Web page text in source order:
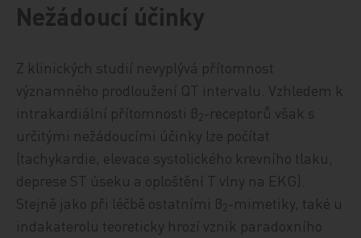
Nežádoucí účinky
Z klinických studií nevyplývá přítomnost
významného prodloužení QT intervalu. Vzhledem k
intrakardiální přítomnosti β 2-receptorů však s
určitými nežádoucími účinky lze počítat
(tachykardie, elevace systolického krevního tlaku,
deprese ST úseku a oploštění T vlny na EKG).
Stejně jako při léčbě ostatními β 2-mimetiky, také u
indakaterolu teoreticky hrozí vznik paradoxního